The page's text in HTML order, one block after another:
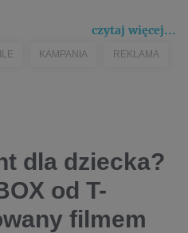
czytaj więcej...
KAMPANIA REKLAMA
dla dziecka?
od T-
filmem